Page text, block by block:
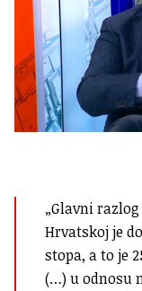
„Glavni
Hrvatskoj je
stopa, a to je
(…) u odnosu